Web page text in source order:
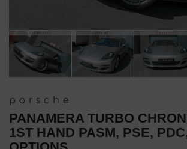
porsche
PANAMERA TURBO
1ST HAND PASM, PSE,